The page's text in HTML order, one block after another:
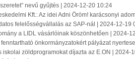
nevű gyűjtés | 2024-12-20 10:24
Kft.: Az idei Adni Öröm! karácsonyi
felelősségvállalás az SAP-nál | 2024-12-19
a LIDL vásárlóinak köszönhetően | 2024-
önkormányzatokért pályázat
iskolai zöldprogramokat díjazta az E.ON | 2024-